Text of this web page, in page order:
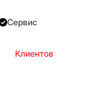
Сервис
Клиентов